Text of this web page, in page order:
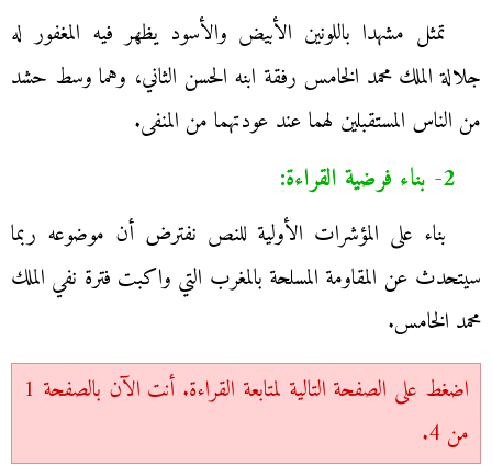
تمثل مشهدا باللونين الأبيض والأسود يظهر فيه المغفور له
جلالة الملك محمد الخامس رفقة ابنه الحسن الثاني، وهما وسط حشد
من الناس المستقبلين لهما عند عودتهما من المنفى.
بناء على المؤشرات الأولية للنص نفترض أن موضوعه ربما
سيتحدث عن المقاومة المسلحة بالمغرب التي واكبت فترة نفي الملك
محمد الخامس.
اضغط على الصفحة التالية لمتابعة القراءة. أنت الآن بالصفحة 1
من 4.